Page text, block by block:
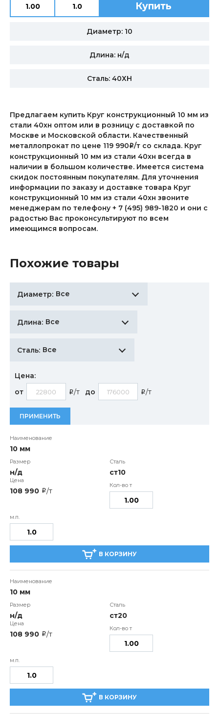
Купить
Диаметр: 10
Длина: н/д
Сталь: 40ХН
Предлагаем купить Круг конструкционный 10 мм из
стали 40хн оптом или в розницу с доставкой по
Москве и Московской области. Качественный
металлопрокат по цене 119 990i/т со склада. Круг
конструкционный 10 мм из стали 40хн всегда в
наличии в большом количестве. Имеется система
скидок постоянным покупателям. Для уточнения
информации по заказу и доставке товара Круг
конструкционный 10 мм из стали 40хн звоните
менеджерам по телефону + 7 (495) 989-1820 и они с
радостью Вас проконсультируют по всем
имеющимся вопросам.
Похожие товары
Диаметр: Все
Длина: Все
Сталь: Все
Цена:
от
i/т до i/т
ПРИМЕНИТЬ
10 мм
н/д ст10
108 990 i/т
В КОРЗИНУ
10 мм
н/д ст20
108 990 i/т
В КОРЗИНУ